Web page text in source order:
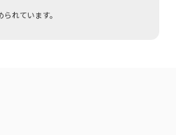
れています。